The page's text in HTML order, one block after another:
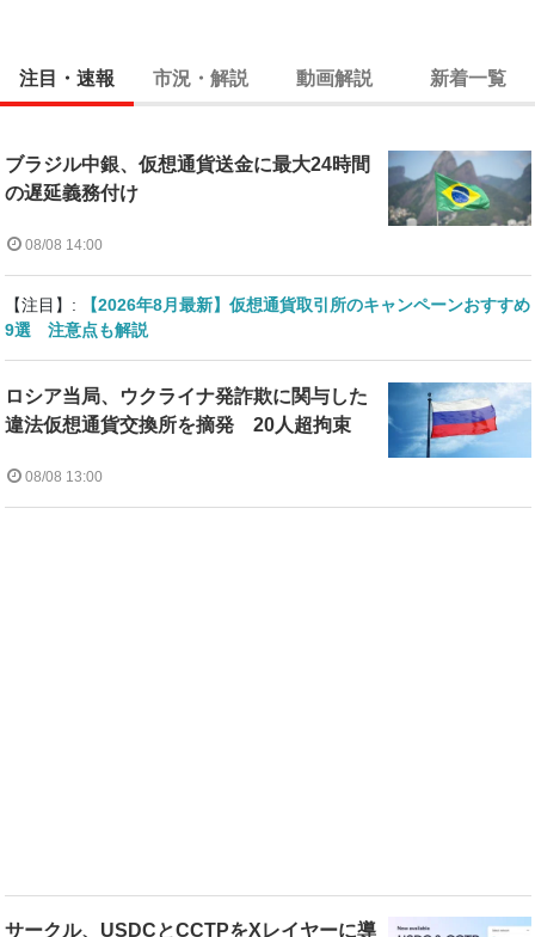
注目・速報 市況・解説 動画解説 新着一覧
ブラジル中銀、仮想通貨送金に最大24時間
の遅延義務付け
08/08 14:00
【注目】:
【2026年8月最新】仮想通貨取引所のキャンペーンおすすめ
9選 注意点も解説
ロシア当局、ウクライナ発詐欺に関与した
違法仮想通貨交換所を摘発 20人超拘束
08/08 13:00
サークル、USDCとCCTPをXレイヤーに導